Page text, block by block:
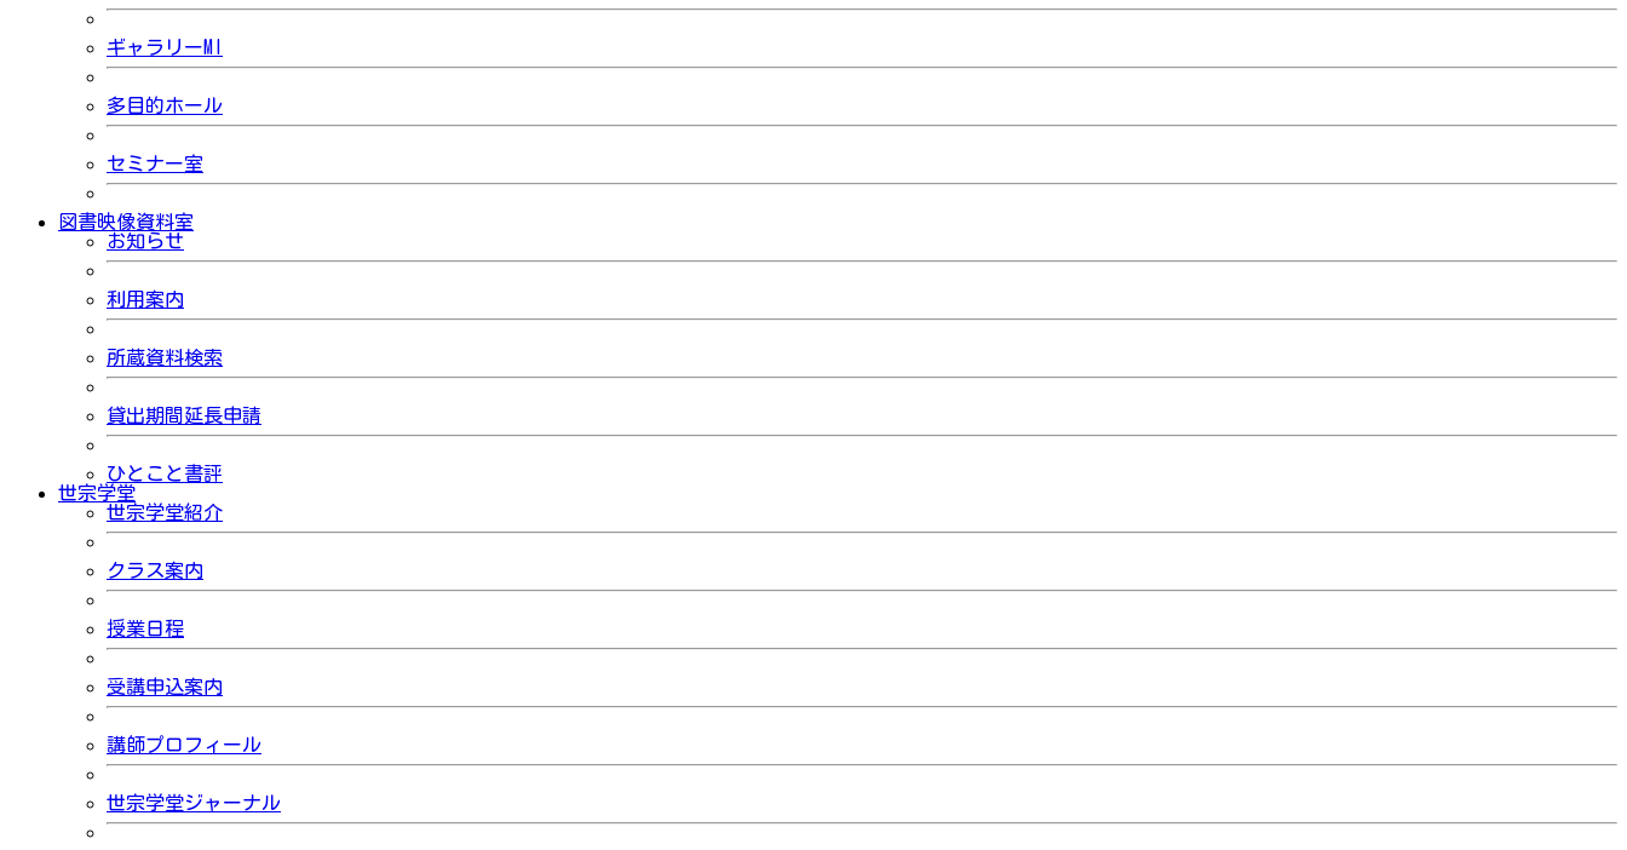
ギャラリーMI
多目的ホール
セミナー室
図書映像資料室
お知らせ
利用案内
所蔵資料検索
貸出期間延長申請
ひとこと書評
世宗学堂
世宗学堂紹介
クラス案内
授業日程
受講申込案内
講師プロフィール
世宗学堂ジャーナル